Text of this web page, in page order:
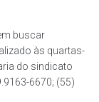
buscar
às quartas-
do sindicato
6670; (55)